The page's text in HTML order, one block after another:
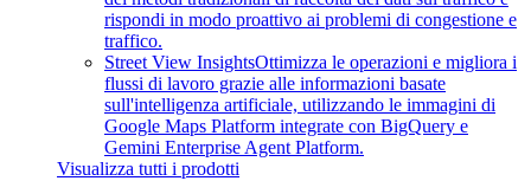
rispondi in modo proattivo ai problemi di congestione e
traffico.
Street View InsightsOttimizza le operazioni e migliora i
flussi di lavoro grazie alle informazioni basate
sull'intelligenza artificiale, utilizzando le immagini di
Google Maps Platform integrate con BigQuery e
Gemini Enterprise Agent Platform.
Visualizza tutti i prodotti